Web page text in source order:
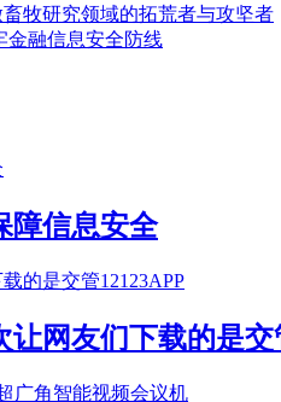
牧研究领域的拓荒者与攻坚者
金融信息安全防线
障信息安全
网友们下载的是交